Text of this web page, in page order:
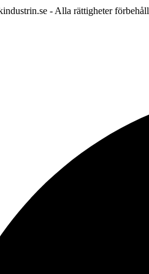
- Alla rättigheter